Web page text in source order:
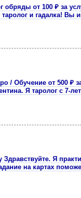
обряды от 100 ₽ за
и гaдалкa! Вы
/ Обучение от 500 ₽
Я таролог с 7-
Здравствуйте. Я
на картах поможе